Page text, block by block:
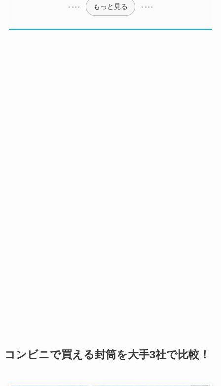
もっと見る
コンビニで買える封筒を大手3社で比較！